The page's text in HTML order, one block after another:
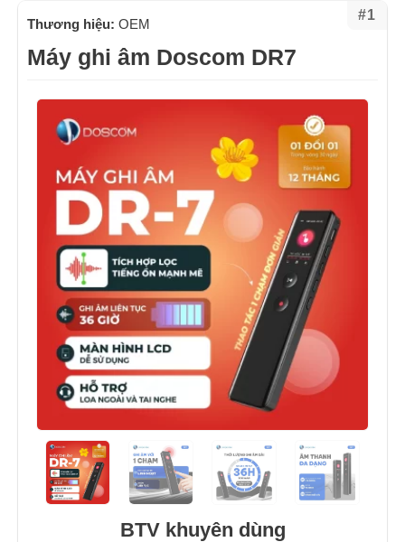
#1
Thương hiệu: OEM
Máy ghi âm Doscom DR7
BTV khuyên dùng